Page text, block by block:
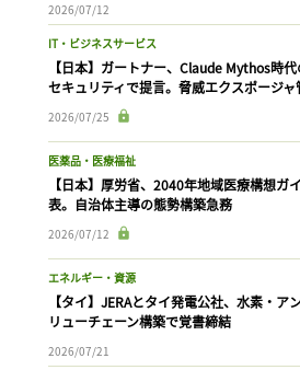
2026/07/12
IT・ビジネスサービス
【日本】ガートナー、Claude Mythos時
セキュリティで提言。脅威エクスポージャ
2026/07/25
医薬品・医療福祉
【日本】厚労省、2040年地域医療構想ガ
表。自治体主導の態勢構築急務
2026/07/12
エネルギー・資源
【タイ】JERAとタイ発電公社、水素・ア
リューチェーン構築で覚書締結
2026/07/21